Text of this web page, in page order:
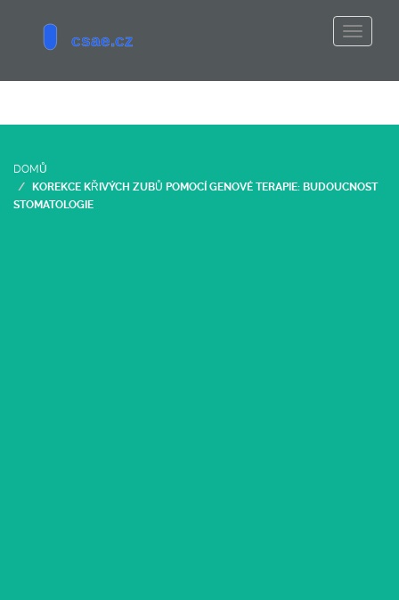
DOMŮ
KOREKCE KŘIVÝCH ZUBŮ POMOCÍ GENOVÉ TERAPIE: BUDOUCNOST
STOMATOLOGIE